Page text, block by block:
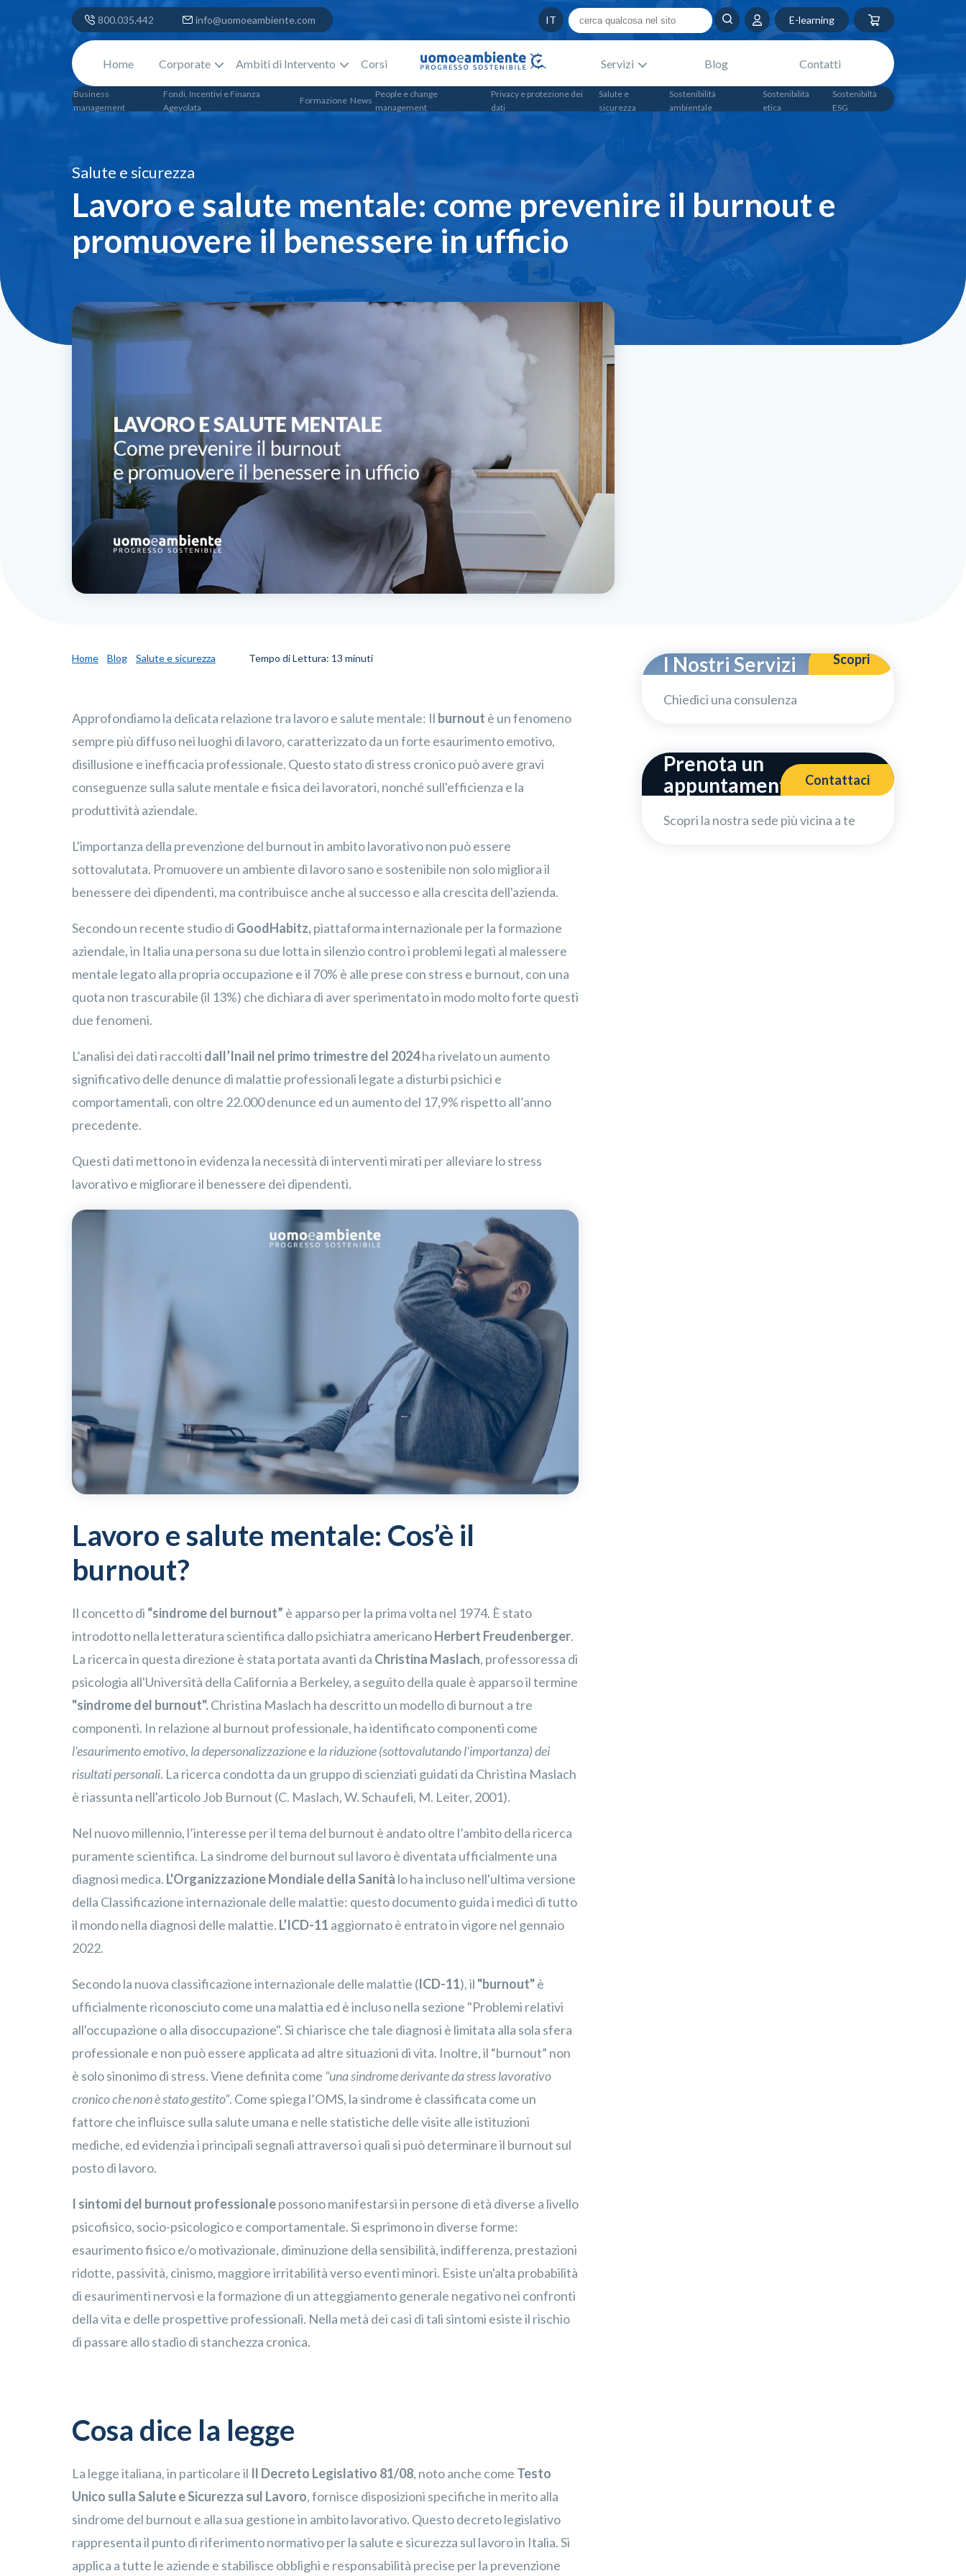
800.035.442 info@uomoeambiente.com IT E-learning
Home Corporate Ambiti di Intervento Corsi Servizi Blog Contatti
Business
management
Fondi, Incentivi e Finanza
Agevolata
Formazione News
People e change
management
Privacy e protezione dei
dati
Salute e
sicurezza
Sostenibilità
ambientale
Sostenibilità
etica
Sostenibiltà
ESG
Salute e sicurezza
Lavoro e salute mentale: come prevenire il burnout e
promuovere il benessere in ufficio
Home Blog Salute e sicurezza Tempo di Lettura: 13 minuti
Approfondiamo la delicata relazione tra lavoro e salute mentale: Il burnout è un fenomeno
sempre più diffuso nei luoghi di lavoro, caratterizzato da un forte esaurimento emotivo,
disillusione e inefficacia professionale. Questo stato di stress cronico può avere gravi
conseguenze sulla salute mentale e fisica dei lavoratori, nonché sull'efficienza e la
produttività aziendale.
L'importanza della prevenzione del burnout in ambito lavorativo non può essere
sottovalutata. Promuovere un ambiente di lavoro sano e sostenibile non solo migliora il
benessere dei dipendenti, ma contribuisce anche al successo e alla crescita dell'azienda.
Secondo un recente studio di GoodHabitz,piattaforma internazionale per la formazione
aziendale, in Italia una persona su due lotta in silenzio contro i problemi legati al malessere
mentale legato alla propria occupazione e il 70% è alle prese con stress e burnout, con una
quota non trascurabile (il 13%) che dichiara di aver sperimentato in modo molto forte questi
due fenomeni.
L’analisi dei dati raccolti dall’Inail nel primo trimestre del 2024ha rivelato un aumento
significativo delle denunce di malattie professionali legate a disturbi psichici e
comportamentali, con oltre 22.000 denunce ed un aumento del 17,9% rispetto all’anno
precedente.
Questi dati mettono in evidenza la necessità di interventi mirati per alleviare lo stress
lavorativo e migliorare il benessere dei dipendenti.
Lavoro e salute mentale: Cos’è il
burnout?
Il concetto di “sindrome del burnout” è apparso per la prima volta nel 1974. È stato
introdotto nella letteratura scientifica dallo psichiatra americanoHerbert Freudenberger.
La ricerca in questa direzione è stata portata avanti da Christina Maslach, professoressa di
psicologia all'Università della California a Berkeley, a seguito della quale è apparso il termine
"sindrome del burnout".Christina Maslach ha descritto un modello di burnout a tre
componenti. In relazione al burnout professionale, ha identificato componenti come
l'esaurimento emotivo, la depersonalizzazionee la riduzione (sottovalutando l'importanza) dei
risultati personali. La ricerca condotta da un gruppo di scienziati guidati da Christina Maslach
è riassunta nell'articolo Job Burnout (C. Maslach, W. Schaufeli, M. Leiter, 2001).
Nel nuovo millennio, l’interesse per il tema del burnout è andato oltre l’ambito della ricerca
puramente scientifica. La sindrome del burnout sul lavoro è diventata ufficialmente una
diagnosi medica. L'Organizzazione Mondiale della Sanità lo ha incluso nell'ultima versione
della Classificazione internazionale delle malattie: questo documento guida i medici di tutto
il mondo nella diagnosi delle malattie. L’ICD-11 aggiornato è entrato in vigore nel gennaio
2022.
Secondo la nuova classificazione internazionale delle malattie (ICD-11), il "burnout"è
ufficialmente riconosciuto come una malattia ed è incluso nella sezione "Problemi relativi
all'occupazione o alla disoccupazione". Si chiarisce che tale diagnosi è limitata alla sola sfera
professionale e non può essere applicata ad altre situazioni di vita. Inoltre, il “burnout” non
è solo sinonimo di stress. Viene definita come “una sindrome derivante da stress lavorativo
cronico che non è stato gestito”. Come spiega l’OMS, la sindrome è classificata come un
fattore che influisce sulla salute umana e nelle statistiche delle visite alle istituzioni
mediche, ed evidenzia i principali segnali attraverso i quali si può determinare il burnout sul
posto di lavoro.
I sintomi del burnout professionalepossono manifestarsi in persone di età diverse a livello
psicofisico, socio-psicologico e comportamentale. Si esprimono in diverse forme:
esaurimento fisico e/o motivazionale, diminuzione della sensibilità, indifferenza, prestazioni
ridotte, passività, cinismo, maggiore irritabilità verso eventi minori. Esiste un'alta probabilità
di esaurimenti nervosi e la formazione di un atteggiamento generale negativo nei confronti
della vita e delle prospettive professionali. Nella metà dei casi di tali sintomi esiste il rischio
di passare allo stadio di stanchezza cronica.
Cosa dice la legge
La legge italiana, in particolare il Il Decreto Legislativo 81/08, noto anche come Testo
Unico sulla Salute e Sicurezza sul Lavoro, fornisce disposizioni specifiche in merito alla
sindrome del burnout e alla sua gestione in ambito lavorativo. Questo decreto legislativo
rappresenta il punto di riferimento normativo per la salute e sicurezza sul lavoro in Italia. Si
applica a tutte le aziende e stabilisce obblighi e responsabilità precise per la prevenzione
I Nostri Servizi Scopri
Chiedici una consulenza
Prenota un
appuntamento
Contattaci
Scopri la nostra sede più vicina a te
×
Newsletter
Confermo di aver preso visione dell'informativa privacy